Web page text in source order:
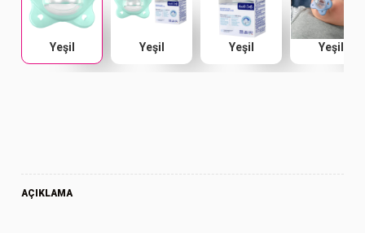
Yeşil Yeşil Yeşil Yeşil
AÇIKLAMA